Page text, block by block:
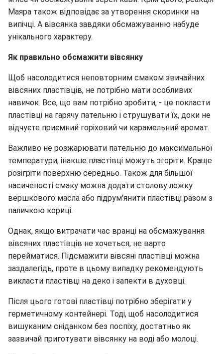
Маяра також відповідає за утворення скоринки на
випічці. А вівсянка завдяки обсмажуванню набуде
унікального характеру.
Як правильно обсмажити вівсянку
Щоб насолодитися неповторним смаком звичайних
вівсяних пластівців, не потрібно мати особливих
навичок. Все, що вам потрібно зробити, - це покласти
пластівці на гарячу пательню і струшувати їх, доки не
відчуєте приємний горіховий чи карамельний аромат.
Важливо не розжарювати пательню до максимальної
температури, інакше пластівці можуть згоріти. Краще
розігріти поверхню середньо. Також для більшої
насиченості смаку можна додати столову ложку
вершкового масла або підрум'янити пластівці разом з
паличкою кориці.
Однак, якщо витрачати час вранці на обсмажування
вівсяних пластівців не хочеться, не варто
перейматися. Підсмажити вівсяні пластівці можна
заздалегідь, проте в цьому випадку рекомендують
викласти пластівці на деко і запекти в духовці.
Після цього готові пластівці потрібно зберігати у
герметичному контейнері. Тоді, щоб насолодитися
вишуканим сніданком без поспіху, достатньо як
зазвичай приготувати вівсянку на воді або молоці.